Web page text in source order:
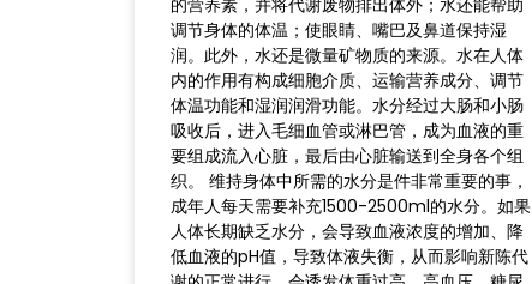
的营养素，并将代谢废物排出体外；水还能帮助
调节身体的体温；使眼睛、嘴巴及鼻道保持湿
润。此外，水还是微量矿物质的来源。水在人体
内的作用有构成细胞介质、运输营养成分、调节
体温功能和湿润润滑功能。水分经过大肠和小肠
吸收后，进入毛细血管或淋巴管，成为血液的重
要组成流入心脏，最后由心脏输送到全身各个组
织。 维持身体中所需的水分是件非常重要的事，
成年人每天需要补充1500-2500ml的水分。如果
人体长期缺乏水分，会导致血液浓度的增加、降
低血液的pH值，导致体液失衡，从而影响新陈代